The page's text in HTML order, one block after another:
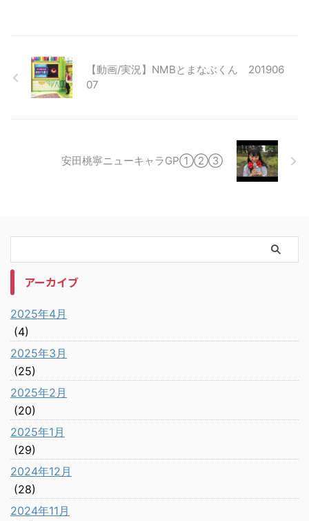
【動画/実況】NMBとまなぶくん 201906
07
安田桃寧ニューキャラGP①②③
アーカイブ
2025年4月
(4)
2025年3月
(25)
2025年2月
(20)
2025年1月
(29)
2024年12月
(28)
2024年11月